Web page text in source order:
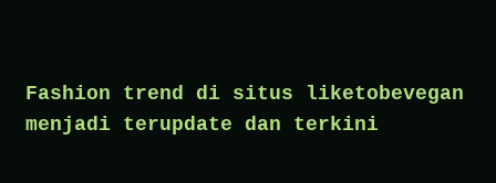
content
Fashion trend di situs liketobevegan
menjadi terupdate dan terkini